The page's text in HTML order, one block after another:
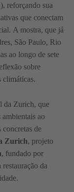
reforçando sua
que conectam
A mostra, que já
São Paulo, Rio
ao longo de sete
sobre
climáticas.
da Zurich, que
ao
de
Zurich, projeto
, fundado por
da